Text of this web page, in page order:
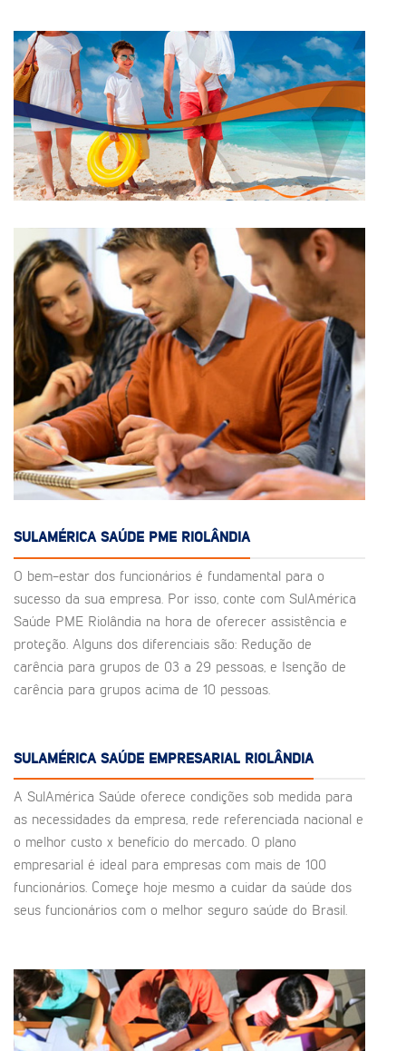
SULAMÉRICA SAÚDE PME RIOLÂNDIA
O bem-estar dos funcionários é fundamental para o
sucesso da sua empresa. Por isso, conte com SulAmérica
Saúde PME Riolândia na hora de oferecer assistência e
proteção. Alguns dos diferenciais são: Redução de
carência para grupos de 03 a 29 pessoas, e Isenção de
carência para grupos acima de 10 pessoas.
SULAMÉRICA SAÚDE EMPRESARIAL RIOLÂNDIA
A SulAmérica Saúde oferece condições sob medida para
as necessidades da empresa, rede referenciada nacional e
o melhor custo x benefício do mercado. O plano
empresarial é ideal para empresas com mais de 100
funcionários. Começe hoje mesmo a cuidar da saúde dos
seus funcionários com o melhor seguro saúde do Brasil.